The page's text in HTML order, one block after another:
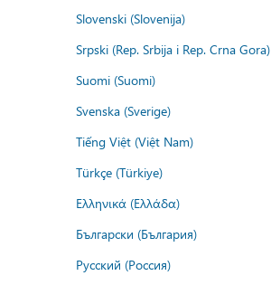
Slovenski (Slovenija)
Srpski (Rep. Srbija i Rep. Crna Gora)
Suomi (Suomi)
Svenska (Sverige)
Tiếng Việt (Việt Nam)
Türkçe (Türkiye)
Ελληνικά (Ελλάδα)
Български (България)
Русский (Россия)